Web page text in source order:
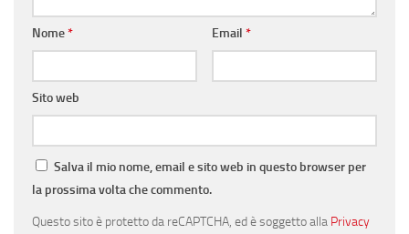
Nome* Email *
Sito web
Salva il mio nome, email e sito web in questo browser per
la prossima volta che commento.
Questo sito è protetto da reCAPTCHA, ed è soggetto alla Privacy